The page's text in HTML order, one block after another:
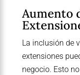
Aumento
La inclusión de
extensiones
negocio. Esto